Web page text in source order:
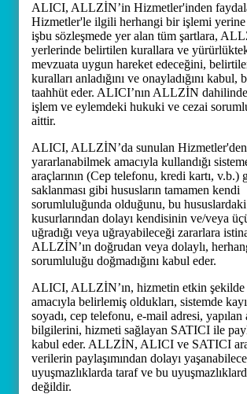
ALICI, ALLZİN’in Hizmetler'inden
Hizmetler'le ilgili herhangi bir işlemi
işbu sözleşmede yer alan tüm şartlara,
yerlerinde belirtilen kurallara ve
mevzuata uygun hareket edeceğini,
kuralları anladığını ve onayladığını kabul,
taahhüt eder. ALICI’nın ALLZİN dahilinde
işlem ve eylemdeki hukuki ve cezai
aittir.
ALICI, ALLZİN’da sunulan Hizmetler'den
yararlanabilmek amacıyla kullandığı
araçlarının (Cep telefonu, kredi kartı, v.b.)
saklanması gibi hususların tamamen kendi
sorumluluğunda olduğunu, bu
kusurlarından dolayı kendisinin ve/veya
uğradığı veya uğrayabileceği zararlara
ALLZİN’ın doğrudan veya dolaylı,
sorumluluğu doğmadığını kabul eder.
ALICI, ALLZİN’ın, hizmetin etkin şekilde
amacıyla belirlemiş oldukları, sistemde
soyadı, cep telefonu, e-mail adresi, yapılan
bilgilerini, hizmeti sağlayan SATICI ile
kabul eder. ALLZİN, ALICI ve SATICI
verilerin paylaşımından dolayı
uyuşmazlıklarda taraf ve bu
değildir.